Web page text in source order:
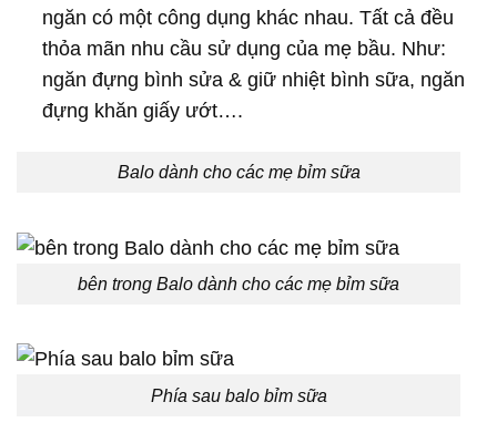
ngăn có một công dụng khác nhau. Tất cả đều
thỏa mãn nhu cầu sử dụng của mẹ bầu. Như:
ngăn đựng bình sửa & giữ nhiệt bình sữa, ngăn
đựng khăn giấy ướt….
Balo dành cho các mẹ bỉm sữa
bên trong Balo dành cho các mẹ bỉm sữa
Phía sau balo bỉm sữa